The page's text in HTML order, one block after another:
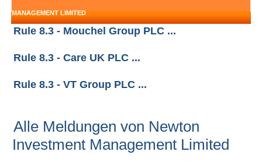
MANAGEMENT LIMITED
Rule 8.3 - Mouchel Group PLC ...
Rule 8.3 - Care UK PLC ...
Rule 8.3 - VT Group PLC ...
Alle Meldungen von Newton
Investment Management Limited